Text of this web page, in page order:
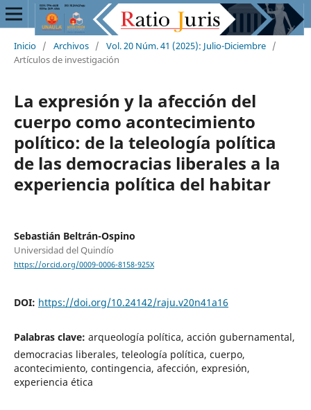
Inicio / Archivos / Vol. 20 Núm. 41 (2025): Julio-Diciembre /
Artículos de investigación
La expresión y la afección del
cuerpo como acontecimiento
político: de la teleología política
de las democracias liberales a la
experiencia política del habitar
Sebastián Beltrán-Ospino
Universidad del Quindío
https://orcid.org/0009-0006-8158-925X
DOI: https://doi.org/10.24142/raju.v20n41a16
Palabras clave: arqueología política, acción gubernamental,
democracias liberales, teleología política, cuerpo,
acontecimiento, contingencia, afección, expresión,
experiencia ética